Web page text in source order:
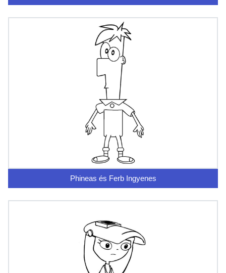
Phineas és Ferb Ingyenes